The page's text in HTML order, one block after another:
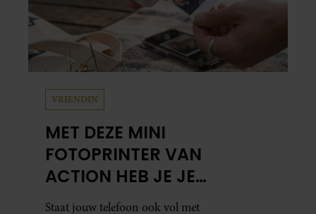
VRIENDIN
MET DEZE MINI
FOTOPRINTER VAN
ACTION HEB JE JE
FAVORIETE FOTO’S BINNEN
Staat jouw telefoon ook vol met